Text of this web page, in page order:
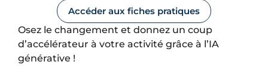
Accéder aux fiches pratiques
Osez le changement et donnez un coup
d’accélérateur à votre activité grâce à l’IA
générative !